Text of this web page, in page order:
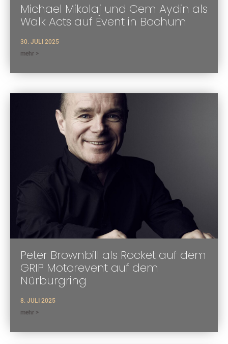
Michael Mikolaj und Cem Aydin als
Walk Acts auf Event in Bochum
30. JULI 2025
mehr >
Peter Brownbill als Rocket auf dem
GRIP Motorevent auf dem
Nürburgring
8. JULI 2025
mehr >